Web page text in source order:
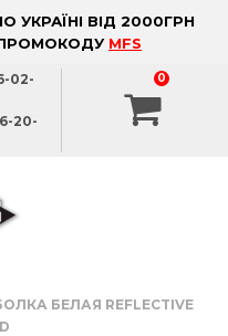
ВІД 2000ГРН
ПРОМОКОДУ MFS
02-
20-
0
БЕЛАЯ REFLECTIVE